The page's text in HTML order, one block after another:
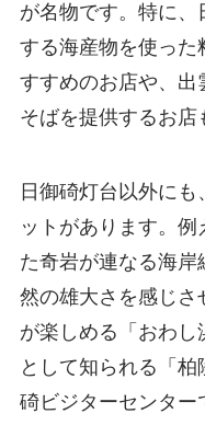
が名物です。特に
する海産物を使った
すすめのお店や、出
そばを提供するお店
日御碕灯台以外に
ットがあります。
た奇岩が連なる海岸
然の雄大さを感じさ
が楽しめる「おわし
として知られる「
碕ビジターセンタ